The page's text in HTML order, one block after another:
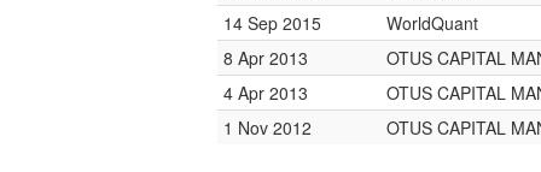
14 Sep 2015
WorldQuant
8 Apr 2013
OTUS CAPITAL
4 Apr 2013
OTUS CAPITAL
1 Nov 2012
OTUS CAPITAL